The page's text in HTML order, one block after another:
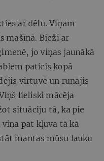
ar dēlu. Viņam
mašīnā. Bieži ar
jo viņas jaunākā
paticis kopā
virtuvē un runājis
lieliski mācēja
situāciju tā, ka pie
pat kļuva tā kā
mantas mūsu lauku